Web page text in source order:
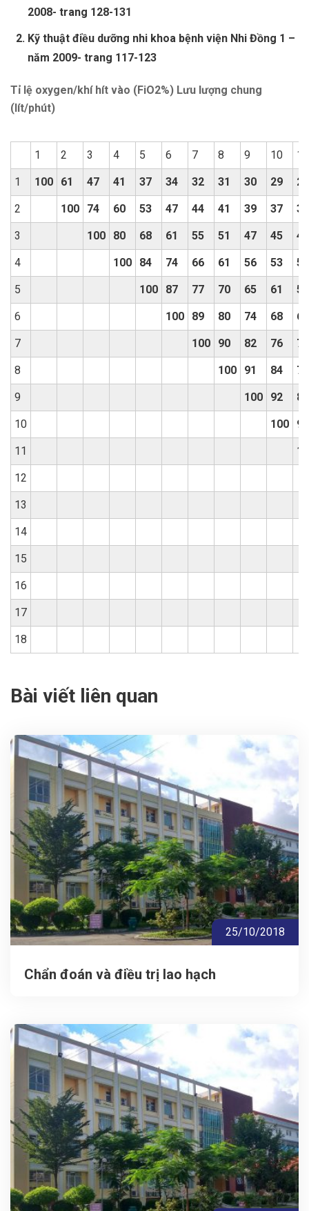
2008- trang 128-131
Kỹ thuật điều dưỡng nhi khoa bệnh viện Nhi Đồng 1 –
năm 2009- trang 117-123
Tỉ lệ oxygen/khí hít vào (FiO2%) Lưu lượng chung
(lít/phút)
1 2 3 4 5 6 7 8 9 10 11
1 100 61 47 41 37 34 32 31 30 29 29
2 100 74 60 53 47 44 41 39 37 35
3 100 80 68 61 55 51 47 45 43
4 100 84 74 66 61 56 53 50
5 100 87 77 70 65 61 57
6 100 89 80 74 68 64
7 100 90 82 76 72
8 100 91 84 78
9 100 92 86
10 100 93
11
12
13
14
15
16
17
18
Bài viết liên quan
25/10/2018
Chẩn đoán và điều trị lao hạch